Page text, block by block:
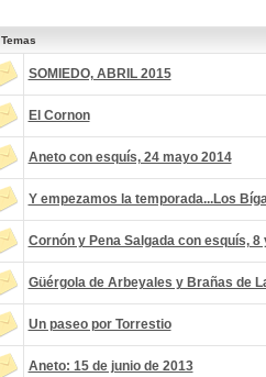
Temas
SOMIEDO, ABRIL 2015
El Cornon
Aneto con esquís, 24 mayo 2014
Y empezamos la temporada...Los
Cornón y Pena Salgada con esquís, 8
Güérgola de Arbeyales y Brañas de
Un paseo por Torrestio
Aneto: 15 de junio de 2013